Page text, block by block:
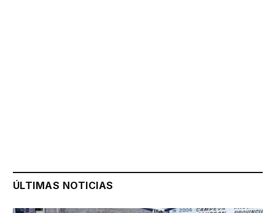
ÚLTIMAS NOTICIAS